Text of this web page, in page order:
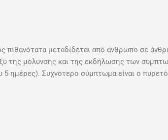
πιθανότατα μεταδίδεται από άνθρωπο σε
της μόλυνσης και της εκδήλωσης των
ημέρες). Συχνότερο σύμπτωμα είναι ο